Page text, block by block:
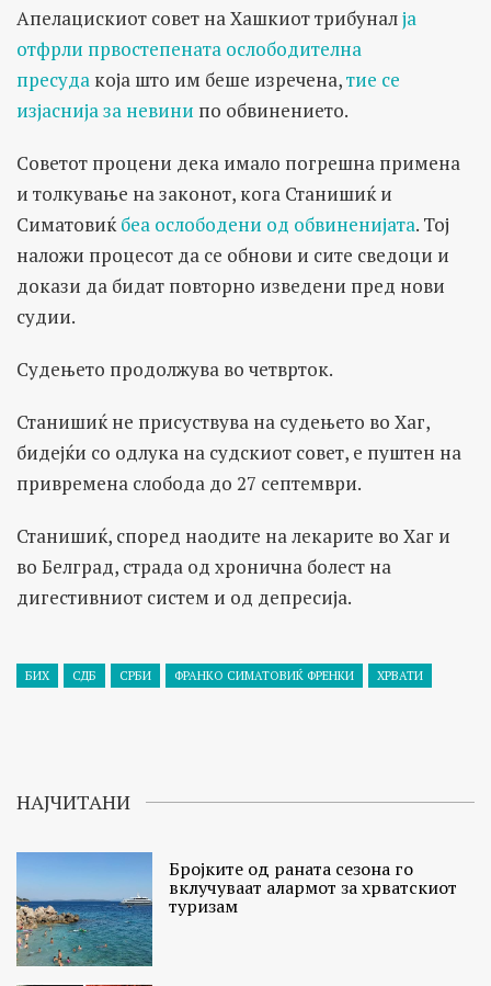
Апелацискиот совет на Хашкиот трибуналја
отфрли првостепената ослободителна
пресуда која што им беше изречена,тие се
изјаснија за невини по обвинението.
Советот процени дека имало погрешна примена
и толкување на законот, кога Станишиќ и
Симатовиќбеа ослободени од обвиненијата. Тој
наложи процесот да се обнови и сите сведоци и
докази да бидат повторно изведени пред нови
судии.
Судењето продолжува во четврток.
Станишиќ не присуствува на судењето во Хаг,
бидејќи со одлука на судскиот совет, е пуштен на
привремена слобода до 27 септември.
Станишиќ, според наодите на лекарите во Хаг и
во Белград, страда од хронична болест на
дигестивниот систем и од депресија.
БИХ СДБ СРБИ ФРАНКО СИМАТОВИЌ ФРЕНКИ ХРВАТИ
НАЈЧИТАНИ
Бројките од раната сезона го
вклучуваат алармот за хрватскиот
туризам